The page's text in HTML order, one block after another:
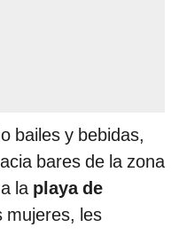
bailes y bebidas,
bares de la zona
laplaya de
mujeres, les